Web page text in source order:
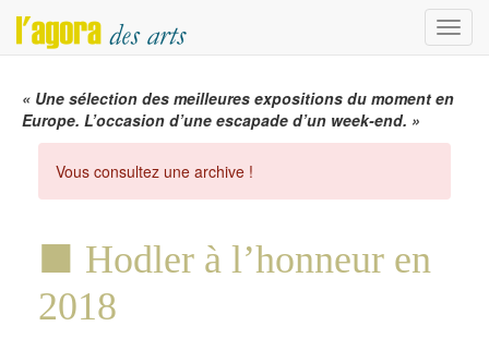
Menu
« Une sélection des meilleures expositions du moment en
Europe. L’occasion d’une escapade d’un week-end. »
Vous consultez une archive !
Hodler à l’honneur en
2018